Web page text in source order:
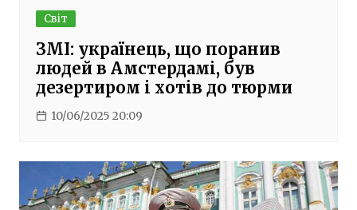
Світ
ЗМІ: українець, що поранив
людей в Амстердамі, був
дезертиром і хотів до тюрми
10/06/2025 20:09